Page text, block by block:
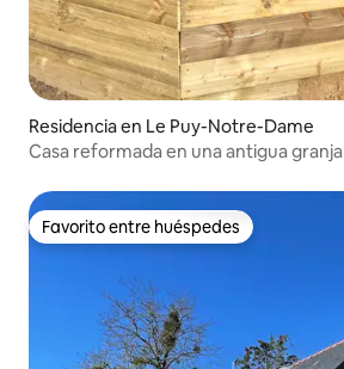
Residencia en Le Puy-Notre-Dame
Casa reformada en una antigua granja
Favorito entre huéspedes
Favorito entre huéspedes